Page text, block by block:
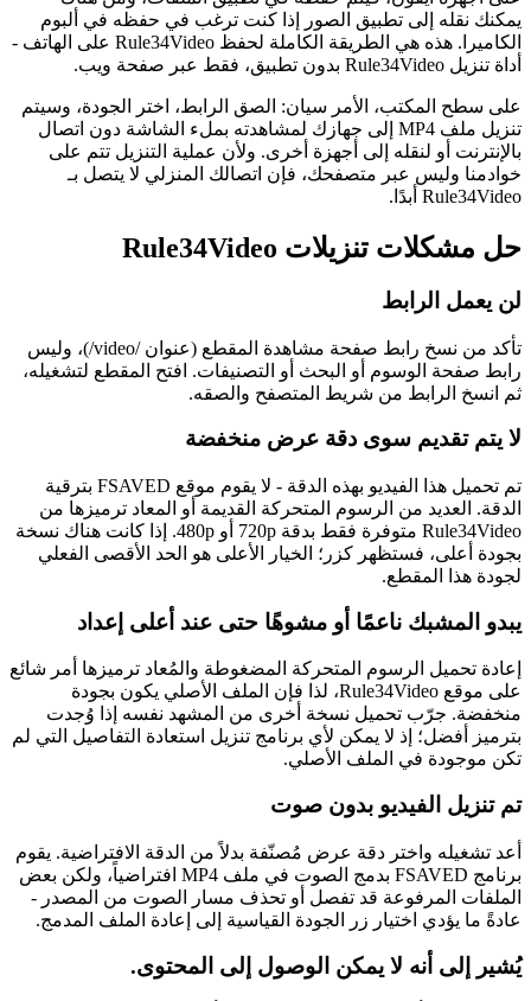
يمكنك نقله إلى تطبيق الصور إذا كنت ترغب في حفظه في ألبوم
الكاميرا. هذه هي الطريقة الكاملة لحفظ Rule34Video على الهاتف -
أداة تنزيل Rule34Video بدون تطبيق، فقط عبر صفحة ويب.
على سطح المكتب، الأمر سيان: الصق الرابط، اختر الجودة، وسيتم
تنزيل ملف MP4 إلى جهازك لمشاهدته بملء الشاشة دون اتصال
بالإنترنت أو لنقله إلى أجهزة أخرى. ولأن عملية التنزيل تتم على
خوادمنا وليس عبر متصفحك، فإن اتصالك المنزلي لا يتصل بـ
Rule34Video أبدًا.
حل مشكلات تنزيلات Rule34Video
لن يعمل الرابط
تأكد من نسخ رابط صفحة مشاهدة المقطع (عنوان /video/)، وليس
رابط صفحة الوسوم أو البحث أو التصنيفات. افتح المقطع لتشغيله،
ثم انسخ الرابط من شريط المتصفح والصقه.
لا يتم تقديم سوى دقة عرض منخفضة
تم تحميل هذا الفيديو بهذه الدقة - لا يقوم موقع FSAVED بترقية
الدقة. العديد من الرسوم المتحركة القديمة أو المعاد ترميزها من
Rule34Video متوفرة فقط بدقة 720p أو 480p. إذا كانت هناك نسخة
بجودة أعلى، فستظهر كزر؛ الخيار الأعلى هو الحد الأقصى الفعلي
لجودة هذا المقطع.
يبدو المشبك ناعمًا أو مشوهًا حتى عند أعلى إعداد
إعادة تحميل الرسوم المتحركة المضغوطة والمُعاد ترميزها أمر شائع
على موقع Rule34Video، لذا فإن الملف الأصلي يكون بجودة
منخفضة. جرّب تحميل نسخة أخرى من المشهد نفسه إذا وُجدت
بترميز أفضل؛ إذ لا يمكن لأي برنامج تنزيل استعادة التفاصيل التي لم
تكن موجودة في الملف الأصلي.
تم تنزيل الفيديو بدون صوت
أعد تشغيله واختر دقة عرض مُصنّفة بدلاً من الدقة الافتراضية. يقوم
برنامج FSAVED بدمج الصوت في ملف MP4 افتراضياً، ولكن بعض
الملفات المرفوعة قد تفصل أو تحذف مسار الصوت من المصدر -
عادةً ما يؤدي اختيار زر الجودة القياسية إلى إعادة الملف المدمج.
يُشير إلى أنه لا يمكن الوصول إلى المحتوى.